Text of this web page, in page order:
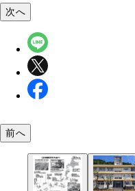
次へ
前へ